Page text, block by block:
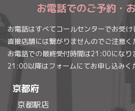
お電話でのご予約・
お電話はすべてコールセンターでお受け
直接店舗には繋がりませんのでご注意く
お電話での最終受付時間は21:00になり
21:00以降はフォームにてお申し込みく
京都府
京都駅店